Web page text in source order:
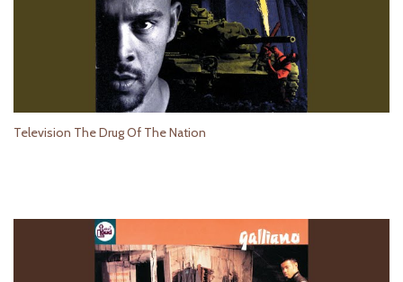
Television The Drug Of The Nation